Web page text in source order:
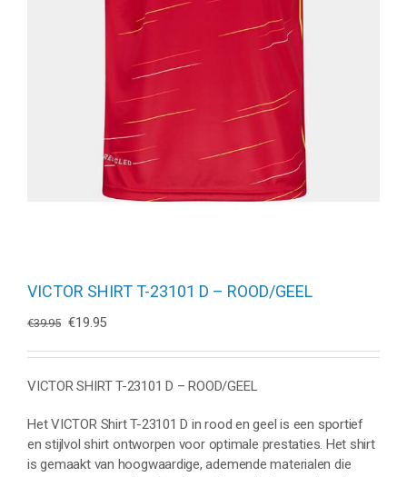
VICTOR SHIRT T-23101 D – ROOD/GEEL
€39.95 Oorspronkelijke
was:
€39.95.
€19.95Huidige
is:
€19.95.
VICTOR SHIRT T-23101 D – ROOD/GEEL
Het VICTOR Shirt T-23101 D in rood en geel is een sportief
en stijlvol shirt ontworpen voor optimale prestaties. Het shirt
is gemaakt van hoogwaardige, ademende materialen die